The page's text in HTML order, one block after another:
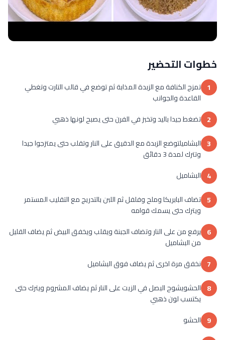
خطوات التحضير
1 تمزج الكنافة مع الزبدة المذابة ثم توضع في قالب التارت وتغطي
القاعدة والجوانب
2 تضغط جيدا باليد وتخبز في الفرن حتى يصبح لونها ذهبي
3 البشاميلتوضع الزبدة مع الدقيق على النار وتقلب حتى يمتزجوا جيدا
وتترك لمدة 3 دقائق
4 البشاميل
5 تضاف البابريكا وملح وفلفل ثم اللبن بالتدريج مع التقليب المستمر
ويترك حتى يسمك قوامه
6 يرفع من على النار وتضاف الجبنة ويقلب ويخفق البيض ثم يضاف القليل
من البشاميل
7 نخفق مرة اخرى ثم يضاف فوق البشاميل
8 الحشويشوح البصل في الزيت على النار ثم يضاف المشروم ويترك حتى
يكتسب لون ذهبي
9 الحشو